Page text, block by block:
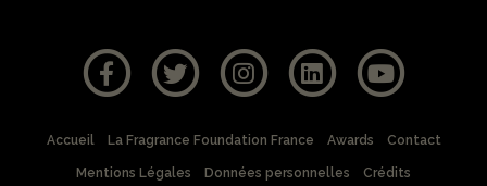
Accueil La Fragrance Foundation France Awards Contact
Mentions Légales Données personnelles Crédits